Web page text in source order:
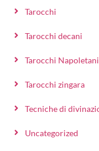
Tarocchi
Tarocchi decani
Tarocchi Napoletani
Tarocchi zingara
Tecniche di
Uncategorized